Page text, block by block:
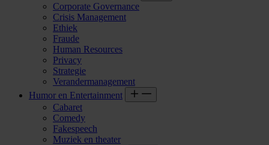
Corporate Governance
Crisis Management
Ethiek
Fraude
Human Resources
Privacy
Strategie
Verandermanagement
Humor en Entertainment
Cabaret
Comedy
Fakespeech
Muziek en theater